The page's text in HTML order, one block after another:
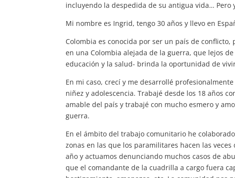
incluyendo la despedida de su antigua vida… Pero
Mi nombre es Ingrid, tengo 30 años y llevo en
Colombia es conocida por ser un país de
en una Colombia alejada de la guerra, que lejos
educación y la salud- brinda la oportunidad de
En mi caso, crecí y me desarrollé
niñez y adolescencia. Trabajé desde los 18 años
amable del país y trabajé con mucho esmero y
guerra.
En el ámbito del trabajo comunitario he
zonas en las que los paramilitares hacen las
año y actuamos denunciando muchos casos de
que el comandante de la cuadrilla a cargo fuera